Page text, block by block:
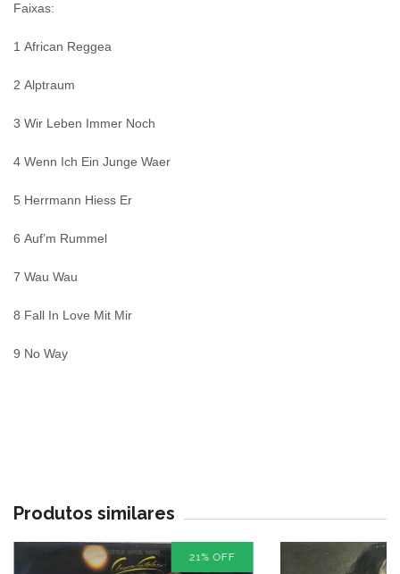
Faixas:
1 African Reggea
2 Alptraum
3 Wir Leben Immer Noch
4 Wenn Ich Ein Junge Waer
5 Herrmann Hiess Er
6 Auf’m Rummel
7 Wau Wau
8 Fall In Love Mit Mir
9 No Way
Produtos similares
21%OFF